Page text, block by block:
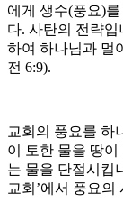
에게 생수(풍요)
다. 사탄의 전략
하여 하나님과 멀
전 6:9).
교회의 풍요를 하
이 토한 물을 땅
는 물을 단절시킵
교회’에서 풍요